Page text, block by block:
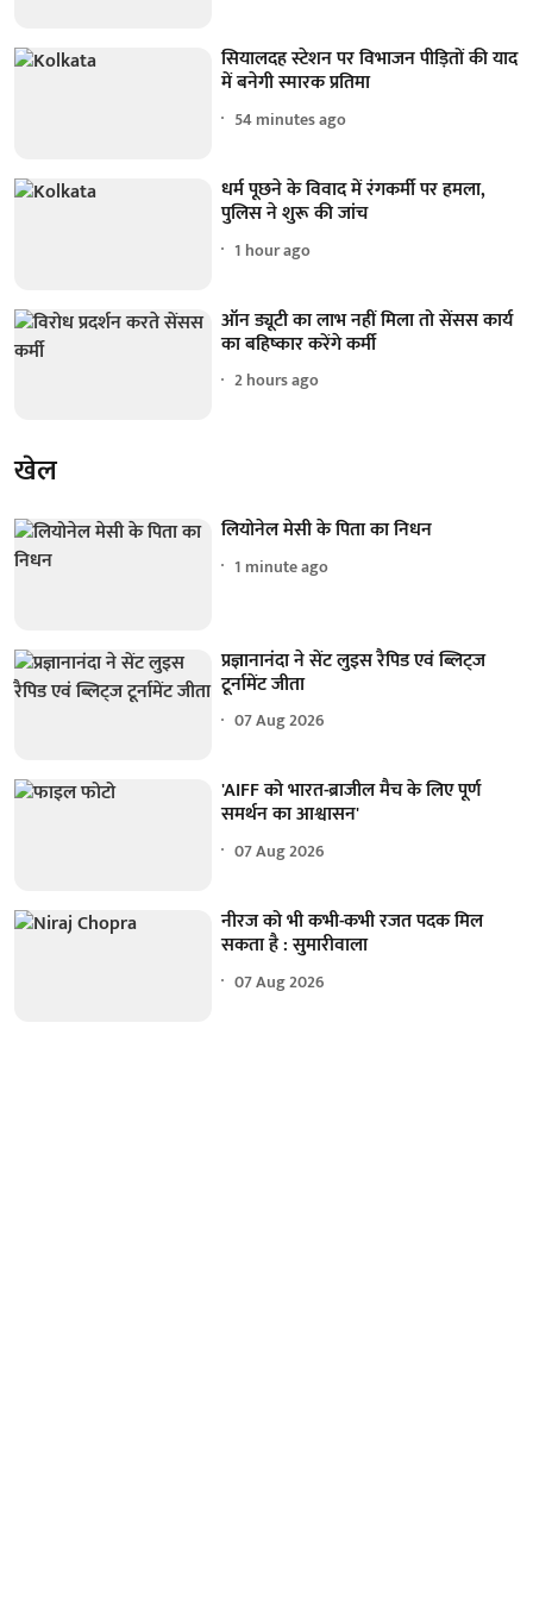
सियालदह स्टेशन पर विभाजन पीड़ितों की याद
में बनेगी स्मारक प्रतिमा
54 minutes ago
धर्म पूछने के विवाद में रंगकर्मी पर हमला,
पुलिस ने शुरू की जांच
1 hour ago
ऑन ड्यूटी का लाभ नहीं मिला तो सेंसस कार्य
का बहिष्कार करेंगे कर्मी
2 hours ago
खेल
लियोनेल मेसी के पिता का निधन
1 minute ago
प्रज्ञानानंदा ने सेंट लुइस रैपिड एवं ब्लिट्ज
टूर्नामेंट जीता
07 Aug 2026
'AIFF को भारत-ब्राजील मैच के लिए पूर्ण
समर्थन का आश्वासन'
07 Aug 2026
नीरज को भी कभी-कभी रजत पदक मिल
सकता है : सुमारीवाला
07 Aug 2026